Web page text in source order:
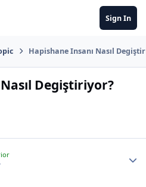
Sign In
Hapishane Insanı Nasıl
Degiştiriyor?